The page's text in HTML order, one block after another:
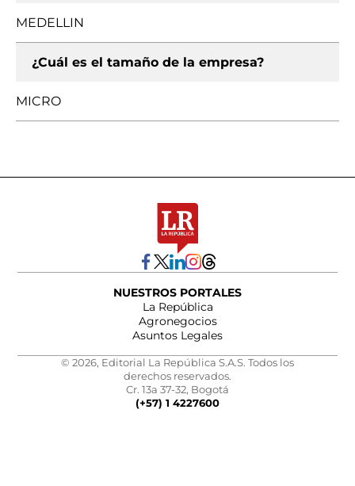
MEDELLIN
¿Cuál es el tamaño de la empresa?
MICRO
NUESTROS PORTALES
La República
Agronegocios
Asuntos Legales
© 2026, Editorial La República S.A.S. Todos los
derechos reservados.
Cr. 13a 37-32, Bogotá
(+57) 1 4227600